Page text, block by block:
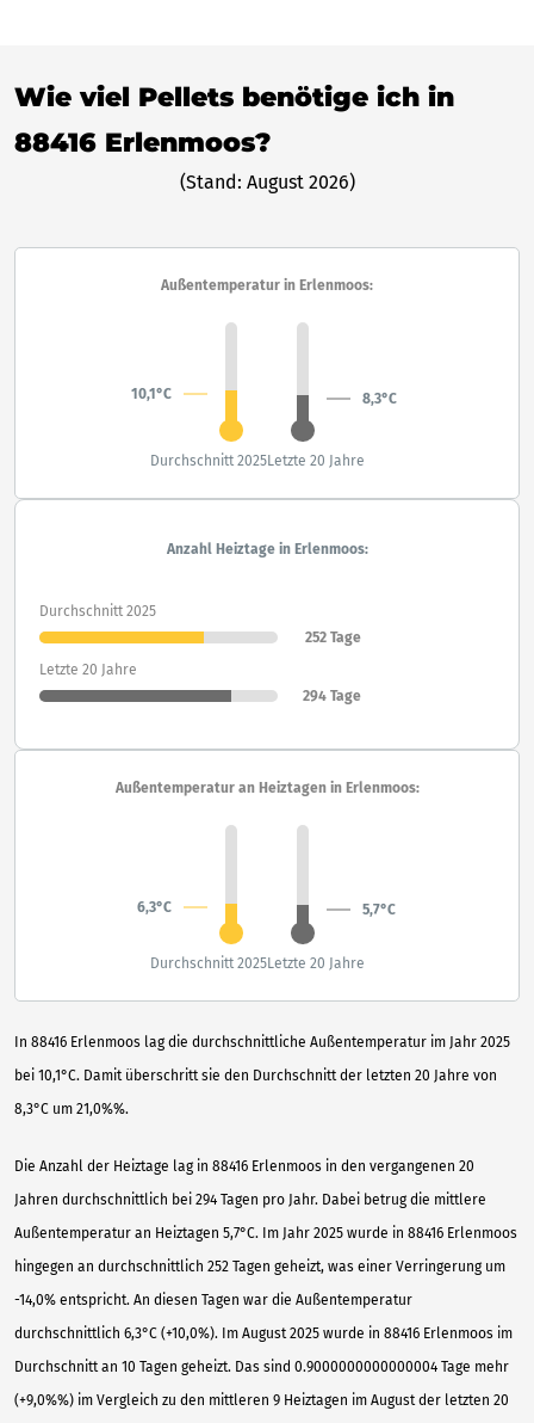
Wie viel Pellets benötige ich in
88416 Erlenmoos?
(Stand: August 2026)
In 88416 Erlenmoos lag die durchschnittliche Außentemperatur im Jahr 2025
bei 10,1°C. Damit überschritt sie den Durchschnitt der letzten 20 Jahre von
8,3°C um 21,0%%.
Die Anzahl der Heiztage lag in 88416 Erlenmoos in den vergangenen 20
Jahren durchschnittlich bei 294 Tagen pro Jahr. Dabei betrug die mittlere
Außentemperatur an Heiztagen 5,7°C. Im Jahr 2025 wurde in 88416 Erlenmoos
hingegen an durchschnittlich 252 Tagen geheizt, was einer Verringerung um
-14,0% entspricht. An diesen Tagen war die Außentemperatur
durchschnittlich 6,3°C (+10,0%). Im August 2025 wurde in 88416 Erlenmoos im
Durchschnitt an 10 Tagen geheizt. Das sind 0.9000000000000004 Tage mehr
(+9,0%%) im Vergleich zu den mittleren 9 Heiztagen im August der letzten 20
Außentemperatur in Erlenmoos:
10,1°C 8,3°C
Durchschnitt 2025Letzte 20 Jahre
Anzahl Heiztage in Erlenmoos:
Durchschnitt 2025
252 Tage
Letzte 20 Jahre
294 Tage
Außentemperatur an Heiztagen in Erlenmoos:
6,3°C 5,7°C
Durchschnitt 2025Letzte 20 Jahre